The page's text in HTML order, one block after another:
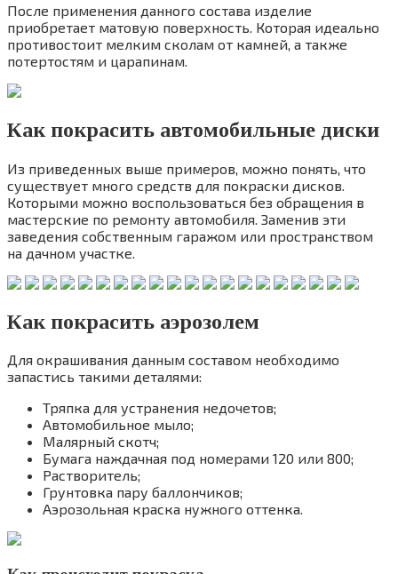
После применения данного состава изделие
приобретает матовую поверхность. Которая идеально
противостоит мелким сколам от камней, а также
потертостям и царапинам.
Как покрасить автомобильные диски
Из приведенных выше примеров, можно понять, что
существует много средств для покраски дисков.
Которыми можно воспользоваться без обращения в
мастерские по ремонту автомобиля. Заменив эти
заведения собственным гаражом или пространством
на дачном участке.
Как покрасить аэрозолем
Для окрашивания данным составом необходимо
запастись такими деталями:
Тряпка для устранения недочетов;
Автомобильное мыло;
Малярный скотч;
Бумага наждачная под номерами 120 или 800;
Растворитель;
Грунтовка пару баллончиков;
Аэрозольная краска нужного оттенка.